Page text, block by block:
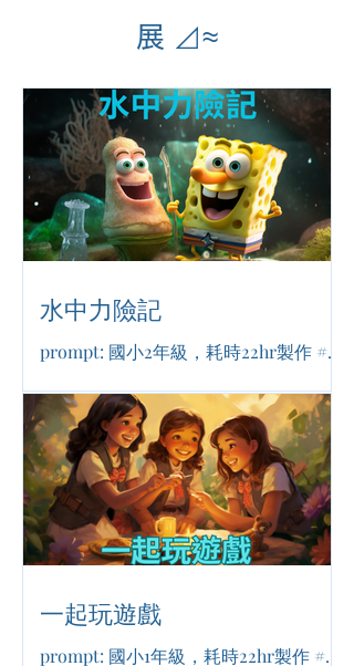
展 ⊿≈
水中力險記
prompt: 國小2年級，耗時22hr製作 #歡
一起玩遊戲
prompt: 國小1年級，耗時22hr製作 #生